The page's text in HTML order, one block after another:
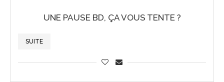
UNE PAUSE BD, ÇA VOUS TENTE ?
SUITE